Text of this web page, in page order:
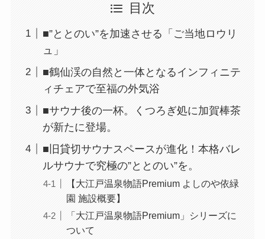
目次
■”ととのい”を加速させる「ご当地ロウリ
ュ」
■鶴仙渓の自然と一体となるインフィニテ
ィチェアで至福の外気浴
■サウナ後の一杯。くつろぎ処に加賀棒茶
が新たに登場。
■旧貸切サウナスペースが進化！本格バレ
ルサウナで究極の”ととのい”を。
【大江戸温泉物語Premium よしのや依緑
園 施設概要】
「大江戸温泉物語Premium」シリーズに
ついて